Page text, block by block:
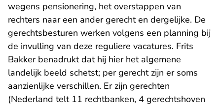
wegens pensionering, het overstappen van
rechters naar een ander gerecht en dergelijke. De
gerechtsbesturen werken volgens een planning bij
de invulling van deze reguliere vacatures. Frits
Bakker benadrukt dat hij hier het algemene
landelijk beeld schetst; per gerecht zijn er soms
aanzienlijke verschillen. Er zijn gerechten
(Nederland telt 11 rechtbanken, 4 gerechtshoven